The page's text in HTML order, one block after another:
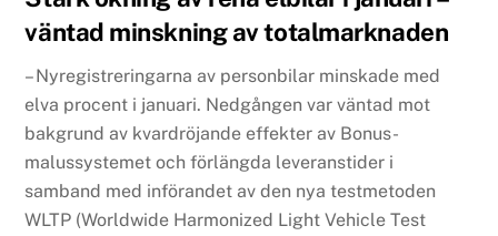
väntad minskning av totalmarknaden
– Nyregistreringarna av personbilar minskade med
elva procent i januari. Nedgången var väntad mot
bakgrund av kvardröjande effekter av Bonus-
malussystemet och förlängda leveranstider i
samband med införandet av den nya testmetoden
WLTP (Worldwide Harmonized Light Vehicle Test